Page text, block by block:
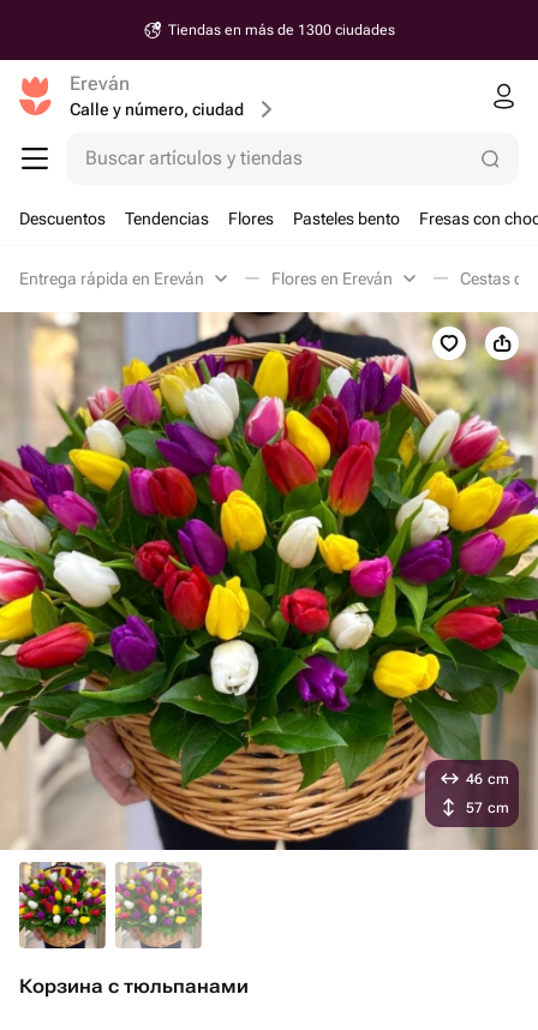
Tiendas en más de 1300 ciudades
Ereván
Calle y número, ciudad
Buscar artículos y tiendas
Descuentos Tendencias Flores Pasteles bento Fresas con
Entrega rápida en Ereván Flores en Ereván Cestas de
Корзина с тюльпанами
46 cm
57 cm